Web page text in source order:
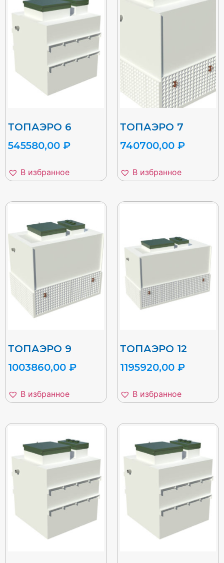
ТОПАЭРО 6
545580,00 ₽
В избранное
ТОПАЭРО 7
740700,00 ₽
В избранное
ТОПАЭРО 9
1003860,00 ₽
В избранное
ТОПАЭРО 12
1195920,00 ₽
В избранное